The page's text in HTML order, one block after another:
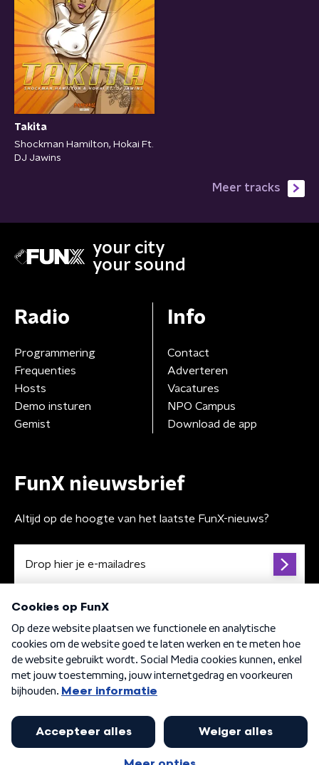
Takita
Shockman Hamilton, Hokai Ft.
DJ Jawins
Meer tracks
your city
your sound
Radio
Programmering
Frequenties
Hosts
Demo insturen
Gemist
Info
Contact
Adverteren
Vacatures
NPO Campus
Download de app
FunX nieuwsbrief
Altijd op de hoogte van het laatste FunX-nieuws?
Algemene voorwaarden Privacybeleid